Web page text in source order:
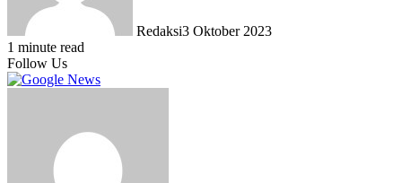
Redaksi3 Oktober 2023
1 minute read
Follow Us